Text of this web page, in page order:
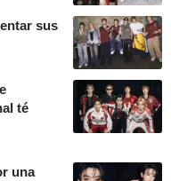
sus
té
una